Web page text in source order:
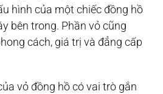
hình của một chiếc đồng hồ
bên trong. Phần vỏ cũng
cách, giá trị và đẳng cấp
vỏ đồng hồ có vai trò gắn